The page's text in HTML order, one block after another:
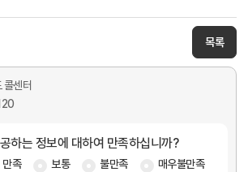
목록
콜센터
하는 정보에 대하여 만족하십니까?
만족 보통 불만족 매우불만족